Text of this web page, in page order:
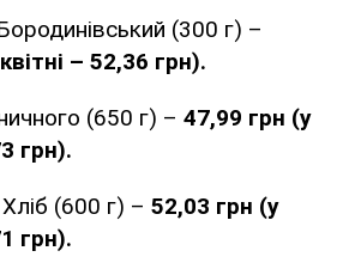
(300 г) –
– 52,36 грн).
(650 г) – 47,99 грн (у
грн).
(600 г) – 52,03 грн (у
грн).